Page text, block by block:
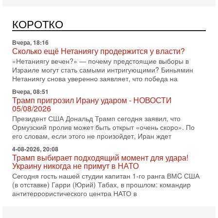
КОРОТКО
«Нетаниягу вечен?» — почему предстоящие выборы в
Израиле могут стать самыми интригующими? Биньямин
Нетаниягу снова уверенно заявляет, что победа на
Вчера, 08:51
Трамп пригрозил Ирану ударом - НОВОСТИ
05/08/2026
Президент США Дональд Трамп сегодня заявил, что
Ормузский пролив может быть открыт «очень скоро». По
его словам, если этого не произойдет, Иран ждет
4-08-2026, 20:08
Трамп выбирает подходящий момент для удара!
Украину никогда не примут в НАТО
Сегодня гость нашей студии капитан 1-го ранга ВМC США
(в отставке) Гарри (Юрий) Табах, в прошлом: командир
антитеррористического центра НАТО в
3-08-2026, 19:07
«Либо в армию — либо в тюрьму?»
Ситуация вокруг призыва ультраортодоксов в ЦАХАЛ
достигла точки кипения. Попытки принять закон,